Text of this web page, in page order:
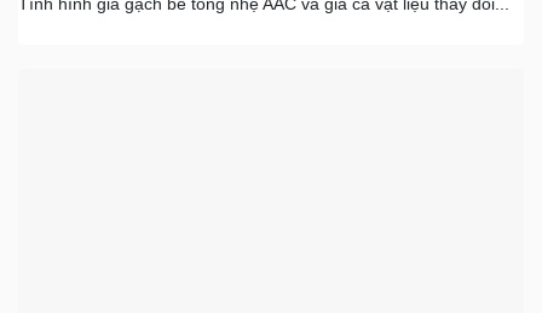
Tình hình giá gạch bê tông nhẹ AAC và giá cả vật liệu thay đổi...